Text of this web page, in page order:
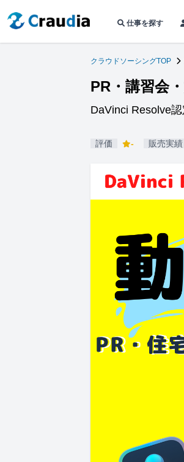
仕事を探す
クラウドソーシングTOP
PR・講習会
DaVinci Resolve
評価 - 販売実績